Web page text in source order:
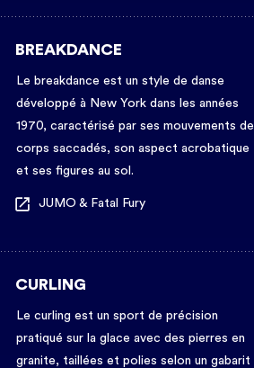
BREAKDANCE
Le breakdance est un style de danse
développé à New York dans les années
1970, caractérisé par ses mouvements de
corps saccadés, son aspect acrobatique
et ses figures au sol.
JUMO & Fatal Fury
CURLING
Le curling est un sport de précision
pratiqué sur la glace avec des pierres en
granite, taillées et polies selon un gabarit